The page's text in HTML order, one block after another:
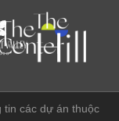
tin các dự án thuộc